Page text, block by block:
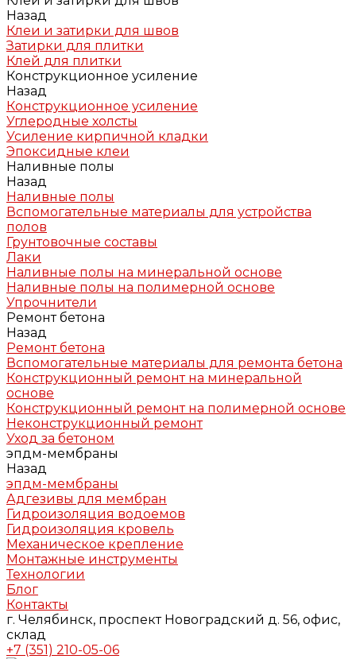
Назад
Клеи и затирки для швов
Затирки для плитки
Клей для плитки
Конструкционное усиление
Назад
Конструкционное усиление
Углеродные холсты
Усиление кирпичной кладки
Эпоксидные клеи
Наливные полы
Назад
Наливные полы
Вспомогательные материалы для устройства
полов
Грунтовочные составы
Лаки
Наливные полы на минеральной основе
Наливные полы на полимерной основе
Упрочнители
Ремонт бетона
Назад
Ремонт бетона
Вспомогательные материалы для ремонта бетона
Конструкционный ремонт на минеральной
основе
Конструкционный ремонт на полимерной основе
Неконструкционный ремонт
Уход за бетоном
эпдм-мембраны
Назад
эпдм-мембраны
Адгезивы для мембран
Гидроизоляция водоемов
Гидроизоляция кровель
Механическое крепление
Монтажные инструменты
Технологии
Блог
Контакты
г. Челябинск, проспект Новоградский д. 56, офис,
склад
+7 (351) 210-05-06